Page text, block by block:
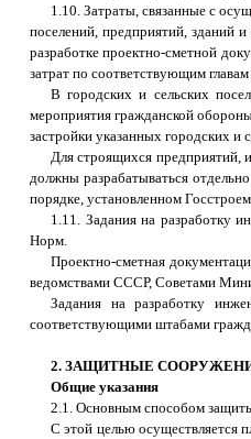
1.10. Затраты, связанные с
поселений, предприятий, зданий
разработке проектно-сметной
затрат по соответствующим
В городских и сельских
мероприятия гражданской
застройки указанных городских
Для строящихся предприятий,
должны разрабатываться
порядке, установленном
1.11. Задания на разработку
Норм.
Проектно-сметная
ведомствами СССР, Советами
Задания на разработку
соответствующими штабами
2. ЗАЩИТНЫЕ
Общие указания
2.1. Основным способом
С этой целью осуществляется